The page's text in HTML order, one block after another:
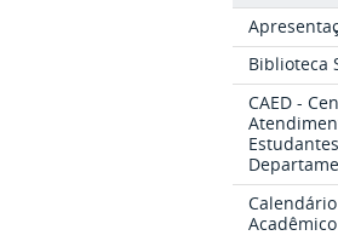
Biblioteca
CAED -
Calendário
Acadêmico